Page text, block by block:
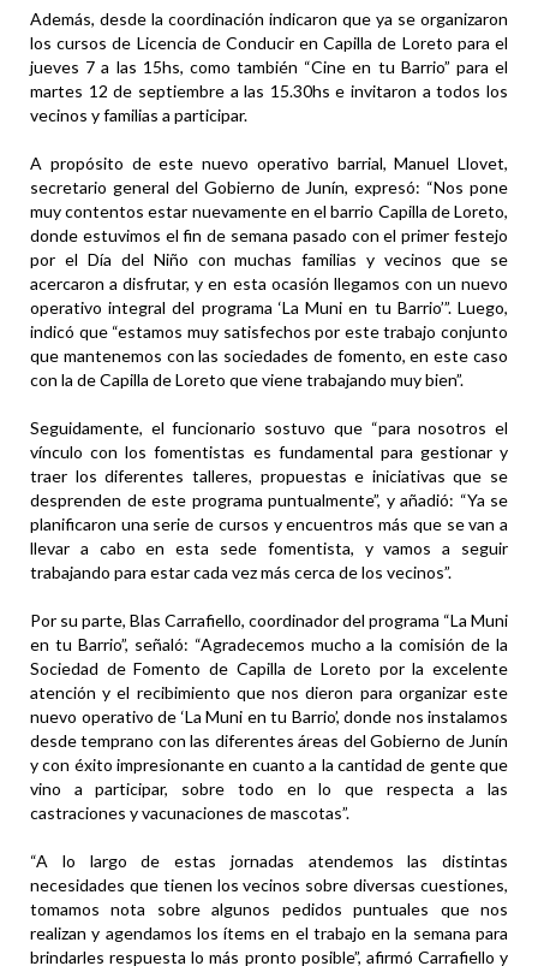
Además, desde la coordinación indicaron que ya se organizaron
los cursos de Licencia de Conducir en Capilla de Loreto para el
jueves 7 a las 15hs, como también “Cine en tu Barrio” para el
martes 12 de septiembre a las 15.30hs e invitaron a todos los
vecinos y familias a participar.
A propósito de este nuevo operativo barrial, Manuel Llovet,
secretario general del Gobierno de Junín, expresó: “Nos pone
muy contentos estar nuevamente en el barrio Capilla de Loreto,
donde estuvimos el fin de semana pasado con el primer festejo
por el Día del Niño con muchas familias y vecinos que se
acercaron a disfrutar, y en esta ocasión llegamos con un nuevo
operativo integral del programa ‘La Muni en tu Barrio’”. Luego,
indicó que “estamos muy satisfechos por este trabajo conjunto
que mantenemos con las sociedades de fomento, en este caso
con la de Capilla de Loreto que viene trabajando muy bien”.
Seguidamente, el funcionario sostuvo que “para nosotros el
vínculo con los fomentistas es fundamental para gestionar y
traer los diferentes talleres, propuestas e iniciativas que se
desprenden de este programa puntualmente”, y añadió: “Ya se
planificaron una serie de cursos y encuentros más que se van a
llevar a cabo en esta sede fomentista, y vamos a seguir
trabajando para estar cada vez más cerca de los vecinos”.
Por su parte, Blas Carrafiello, coordinador del programa “La Muni
en tu Barrio”, señaló: “Agradecemos mucho a la comisión de la
Sociedad de Fomento de Capilla de Loreto por la excelente
atención y el recibimiento que nos dieron para organizar este
nuevo operativo de ‘La Muni en tu Barrio’, donde nos instalamos
desde temprano con las diferentes áreas del Gobierno de Junín
y con éxito impresionante en cuanto a la cantidad de gente que
vino a participar, sobre todo en lo que respecta a las
castraciones y vacunaciones de mascotas”.
“A lo largo de estas jornadas atendemos las distintas
necesidades que tienen los vecinos sobre diversas cuestiones,
tomamos nota sobre algunos pedidos puntuales que nos
realizan y agendamos los ítems en el trabajo en la semana para
brindarles respuesta lo más pronto posible”, afirmó Carrafiello y